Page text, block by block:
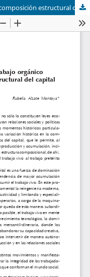
Centralidad del trabajo orgánico en la composición estructural del capital.